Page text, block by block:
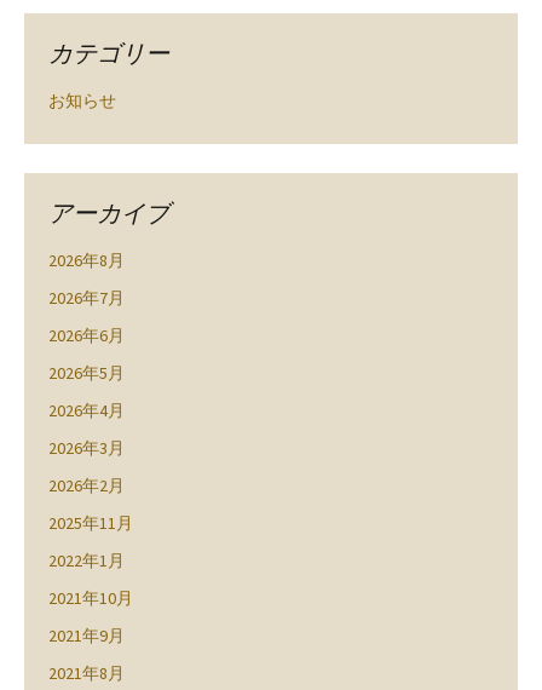
カテゴリー
お知らせ
アーカイブ
2026年8月
2026年7月
2026年6月
2026年5月
2026年4月
2026年3月
2026年2月
2025年11月
2022年1月
2021年10月
2021年9月
2021年8月